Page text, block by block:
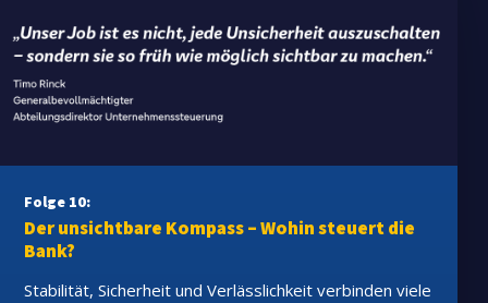
Folge 10:
Der unsichtbare Kompass – Wohin steuert die
Bank?
Stabilität, Sicherheit und Verlässlichkeit verbinden viele